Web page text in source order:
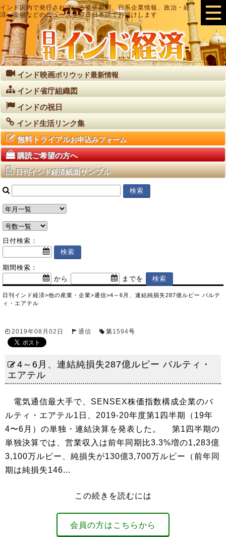
インド国内で発行されている英字新聞、日系企業情報、政治・経
済・金融などのニュースを即日日本語でお届けします
インド映画ボリウッド最新情報
インド省庁組織図
インドの祝日
インド生活リンク集
無料トライアルお申込みフォーム
購読ご希望の方へ
日刊インド経済紙面サンプル
日付検索：
期間検索：
から
までを
日刊インド経済>他の産業・企業>通信>4～6月、連結純損失287億ルピー バルテ
ィ・エアテル
2019年08月02日 通信 第1594号
4～6月、連結純損失287億ルピー バルティ・
エアテル
電気通信最大手で、SENSEX株価指数構成企業のバ
ルティ・エアテル1日、2019-20年度第1四半期（19年
4〜6月）の単独・連結決算を発表した。 第1四半期の
単独決算では、営業収入は前年同期比3.3%増の1,283億
3,100万ルピー、純損失が130億3,700万ルピー（前年同
期は純損失146...
この続きを読むには
会員の方はこちらから